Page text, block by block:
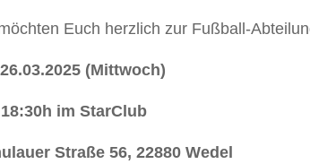
Euch herzlich zur Fußball-
(Mittwoch)
im StarClub
Straße 56, 22880 Wedel